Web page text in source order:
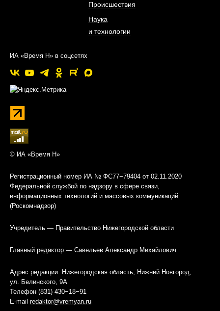
Происшествия
Наука
и технологии
ИА «Время Н» в соцсетях
© ИА «Время Н»
Регистрационный номер ИА № ФС77−79404 от 02.11.2020
Федеральной службой по надзору в сфере связи,
информационных технологий и массовых коммуникаций
(Роскомнадзор)
Учредитель — Правительство Нижегородской области
Главный редактор — Савельев Александр Михайлович
Адрес редакции: Нижегородская область, Нижний Новгород,
ул. Белинского, 9А
Телефон (831) 430−18−91
E-mail redaktor@vremyan.ru